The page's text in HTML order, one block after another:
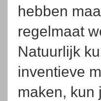
hebben
regelmaat
Natuurlijk
inventieve
maken, kun